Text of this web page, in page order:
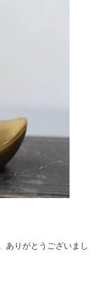
ありがとうございまし